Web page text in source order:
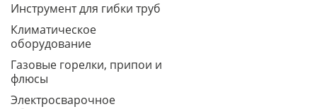
Инструмент для гибки труб
Климатическое
оборудование
Газовые горелки, припои и
флюсы
Электросварочное